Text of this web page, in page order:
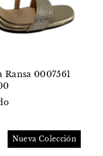
0007561
Nueva Colección